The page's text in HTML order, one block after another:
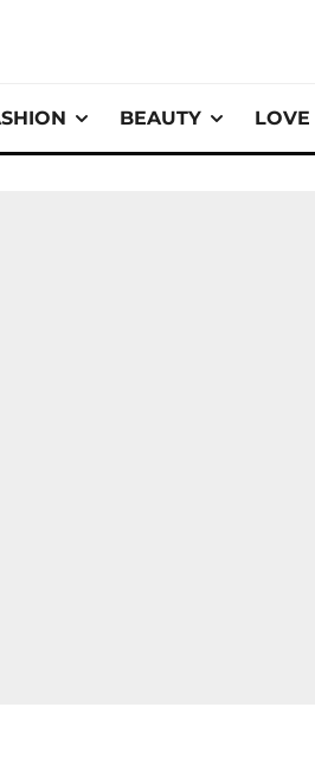
BEAUTY LOVE